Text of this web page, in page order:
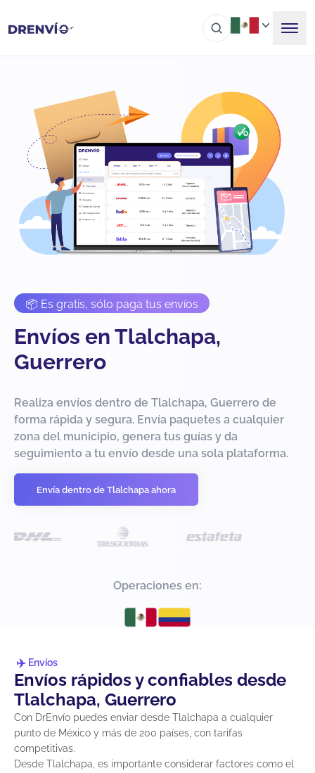
📦 Es gratis, sólo paga tus envíos
Envíos en Tlalchapa,
Guerrero
Realiza envíos dentro de Tlalchapa, Guerrero de
forma rápida y segura. Envía paquetes a cualquier
zona del municipio, genera tus guías y da
seguimiento a tu envío desde una sola plataforma.
Envía dentro de Tlalchapa ahora
Operaciones en:
Envíos
Envíos rápidos y confiables desde
Tlalchapa, Guerrero
Con DrEnvío puedes enviar desde Tlalchapa a cualquier
punto de México y más de 200 países, con tarifas
competitivas.
Desde Tlalchapa, es importante considerar factores como el